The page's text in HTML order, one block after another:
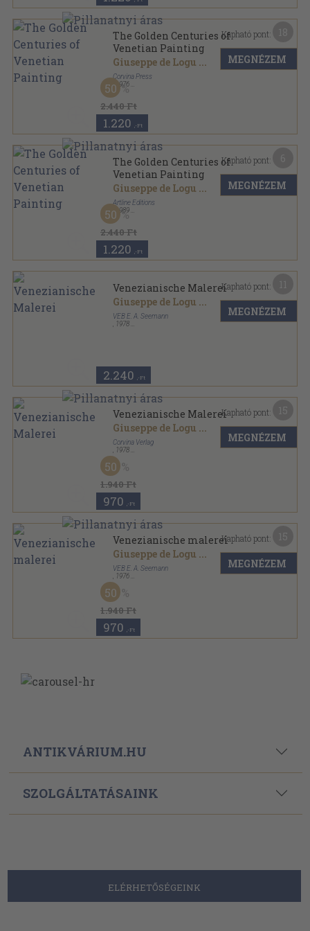
The Golden Centuries of
Venetian Painting
Giuseppe de Logu ...
Corvina Press
, 1976
Vászon
2.440 Ft
50
1.220 ,-Ft
Kapható pont:
MEGNÉZEM
The Golden Centuries of
Venetian Painting
Giuseppe de Logu ...
Artline Editions
, 1989
Vászon
2.440 Ft
50
1.220 ,-Ft
Kapható pont:
MEGNÉZEM
Venezianische Malerei
Giuseppe de Logu ...
VEB E. A. Seemann
1978
2.240 ,-Ft
Kapható pont:
MEGNÉZEM
Venezianische Malerei
Giuseppe de Logu ...
Corvina Verlag
1978
Vászon
1.940 Ft
50
970 ,-Ft
Kapható pont:
MEGNÉZEM
Venezianische malerei
Giuseppe de Logu ...
VEB E. A. Seemann
1976
Vászon
1.940 Ft
50
970 ,-Ft
Kapható pont:
MEGNÉZEM
ANTIKVÁRIUM.HU
SZOLGÁLTATÁSAINK
ELÉRHETŐSÉGEINK